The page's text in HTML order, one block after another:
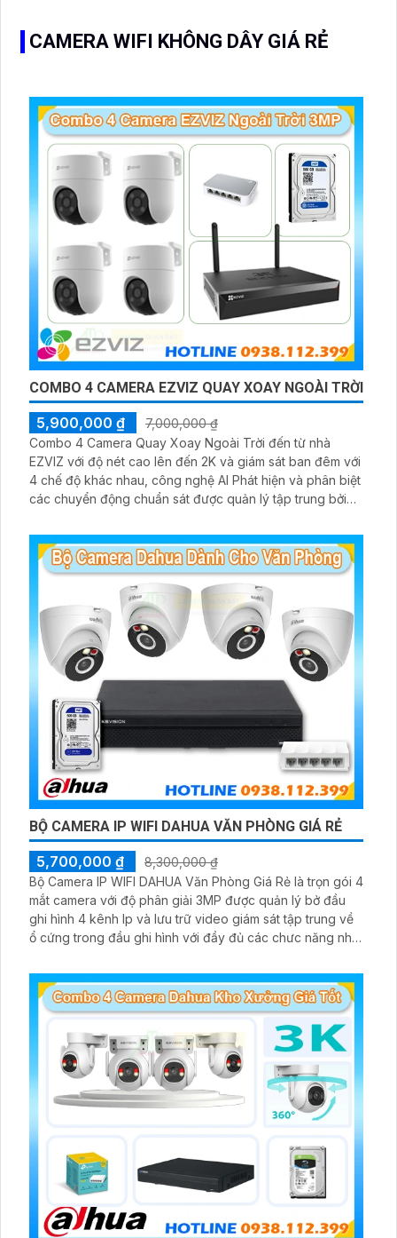
CAMERA WIFI KHÔNG DÂY GIÁ RẺ
COMBO 4 CAMERA EZVIZ QUAY XOAY NGOÀI TRỜI
5,900,000 ₫
7,000,000 ₫
Combo 4 Camera Quay Xoay Ngoài Trời đến từ nhà
EZVIZ với độ nét cao lên đến 2K và giám sát ban đêm với
4 chế độ khác nhau, công nghệ AI Phát hiện và phân biệt
các chuyển động chuẩn sát được quản lý tập trung bởi
BỘ CAMERA IP WIFI DAHUA VĂN PHÒNG GIÁ RẺ
5,700,000 ₫
8,300,000 ₫
Bộ Camera IP WIFI DAHUA Văn Phòng Giá Rẻ là trọn gói 4
mắt camera với độ phân giải 3MP được quản lý bở đầu
ghi hình 4 kênh Ip và lưu trữ video giám sát tập trung về
ổ cứng trong đầu ghi hình với đầy đủ các chưc năng như
giám sát có màu vào ban đêm